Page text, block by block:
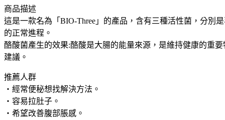
商品描述
這是一款名為「BIO-Three」的產品，含有三種活性菌，分別
的正常進程。
酪酸菌產生的效果:酪酸是大腸的能量來源，是維持健康的重
建議。
推薦人群
・經常便秘想找解決方法。
・容易拉肚子。
・希望改善腹部脹感。